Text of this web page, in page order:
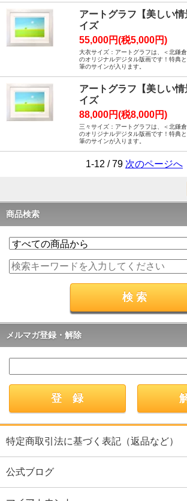
アートグラフ【美しい
イズ
55,000円(税5,000円)
大衣サイズ：アートグラフは、＜北鎌
のオリジナルデジタル版画です！特典
筆のサインが入ります。
アートグラフ【美しい
イズ
88,000円(税8,000円)
三々サイズ：アートグラフは、＜北鎌
のオリジナルデジタル版画です！特典
筆のサインが入ります。
1-12 / 79 次のページへ
商品検索
メルマガ登録・解除
特定商取引法に基づく表記（返品など）
公式ブログ